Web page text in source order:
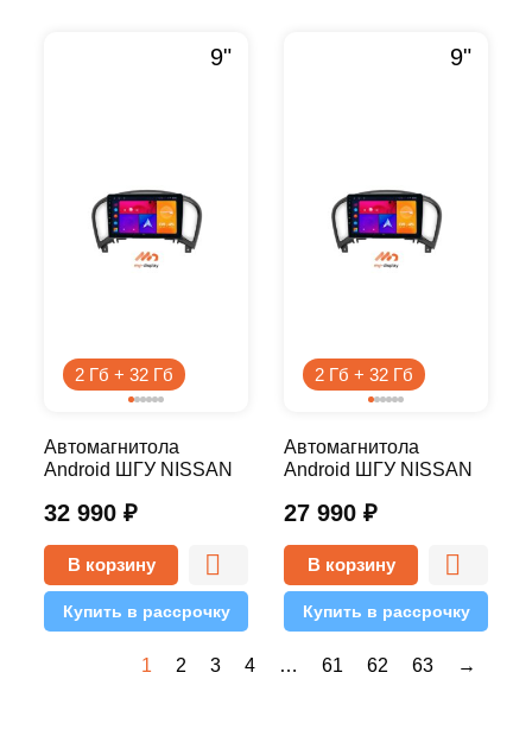
2 Гб + 32 Гб
9"
32 990 ₽
Автомагнитола
Android ШГУ NISSAN
- 10.1 2/32 Pro
В корзину
Купить в рассрочку
2 Гб + 32 Гб
9"
27 990 ₽
Автомагнитола
Android ШГУ NISSAN
- 10.1 2/32 Simple
В корзину
Купить в рассрочку
1 2 3 4 … 61 62 63 →